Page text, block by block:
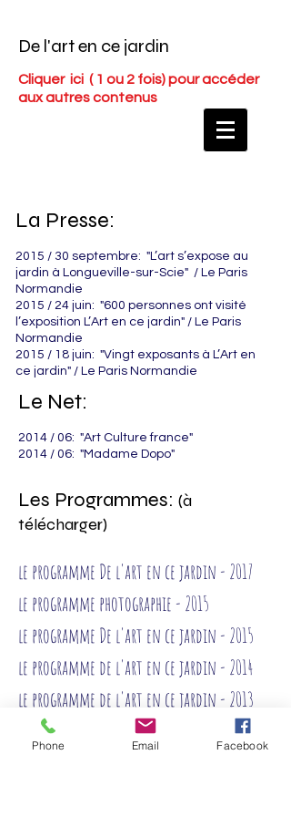
De l'art en ce jardin
Cliquer ici ( 1 ou 2 fois) pour accéder
aux autres contenus
La Presse:
2015 / 30 septembre: "L’art s’expose au
jardin à Longueville-sur-Scie" / Le Paris
Normandie
2015 / 24 juin: "600 personnes ont visité
l’exposition L’Art en ce jardin" / Le Paris
Normandie
2015 / 18 juin: "Vingt exposants à L’Art en
ce jardin" / Le Paris Normandie
Le Net:
2014 / 06: "Art Culture france"
2014 / 06: "Madame Dopo"
Les Programmes: (à
télécharger)
le programme De l'art en ce jardin - 2017
le programme photographie - 2015
le programme De l'art en ce jardin - 2015
le programme de l'art en ce jardin - 2014
le programme de l'art en ce jardin - 2013
le programme de l'art en ce jardin - 2012
Phone Email Facebook